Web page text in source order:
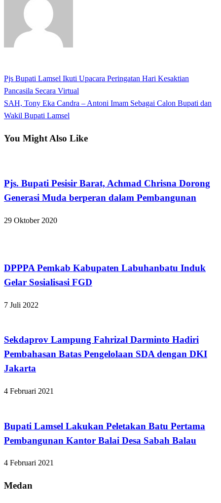
Navigasi
pos
Previous
Post
Pjs Bupati Lamsel Ikuti Upacara Peringatan Hari Kesaktian
Pancasila Secara Virtual
Next
Post
SAH, Tony Eka Candra – Antoni Imam Sebagai Calon Bupati dan
Wakil Bupati Lamsel
You Might Also Like
Pjs. Bupati Pesisir Barat, Achmad Chrisna Dorong
Generasi Muda berperan dalam Pembangunan
29 Oktober 2020
DPPPA Pemkab Kabupaten Labuhanbatu Induk
Gelar Sosialisasi FGD
7 Juli 2022
Sekdaprov Lampung Fahrizal Darminto Hadiri
Pembahasan Batas Pengelolaan SDA dengan DKI
Jakarta
4 Februari 2021
Bupati Lamsel Lakukan Peletakan Batu Pertama
Pembangunan Kantor Balai Desa Sabah Balau
4 Februari 2021
Medan